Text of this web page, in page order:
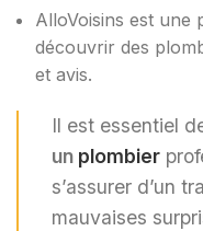
AlloVoisins est une
découvrir des
et avis.
Il est essentiel
un plombier
s’assurer d’un
mauvaises